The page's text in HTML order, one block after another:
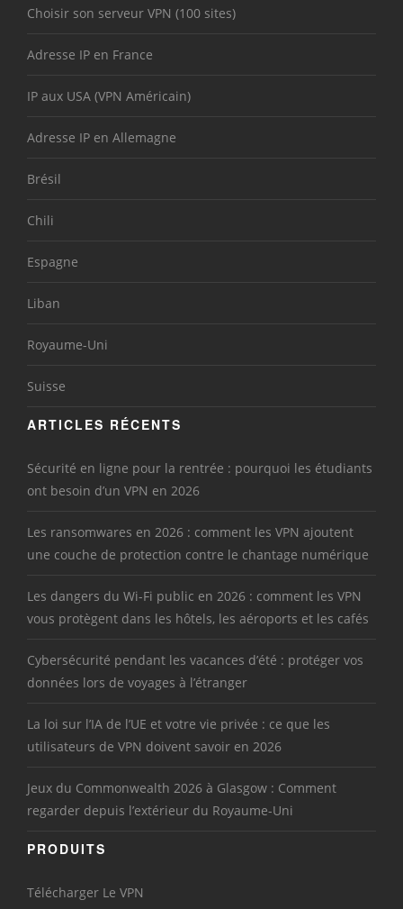
Choisir son serveur VPN (100 sites)
Adresse IP en France
IP aux USA (VPN Américain)
Adresse IP en Allemagne
Brésil
Chili
Espagne
Liban
Royaume-Uni
Suisse
ARTICLES RÉCENTS
Sécurité en ligne pour la rentrée : pourquoi les étudiants
ont besoin d’un VPN en 2026
Les ransomwares en 2026 : comment les VPN ajoutent
une couche de protection contre le chantage numérique
Les dangers du Wi-Fi public en 2026 : comment les VPN
vous protègent dans les hôtels, les aéroports et les cafés
Cybersécurité pendant les vacances d’été : protéger vos
données lors de voyages à l’étranger
La loi sur l’IA de l’UE et votre vie privée : ce que les
utilisateurs de VPN doivent savoir en 2026
Jeux du Commonwealth 2026 à Glasgow : Comment
regarder depuis l’extérieur du Royaume-Uni
PRODUITS
Télécharger Le VPN